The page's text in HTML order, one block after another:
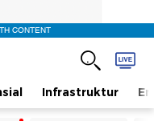
CONTENT
Infrastruktur